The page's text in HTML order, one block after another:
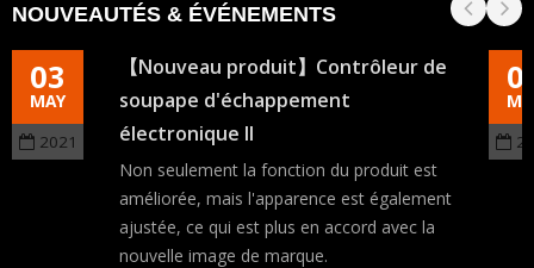
NOUVEAUTÉS & ÉVÉNEMENTS
03
MAY
2021
【Nouveau produit】Contrôleur de
soupape d'échappement
électronique II
Non seulement la fonction du produit est
améliorée, mais l'apparence est également
ajustée, ce qui est plus en accord avec la
nouvelle image de marque.